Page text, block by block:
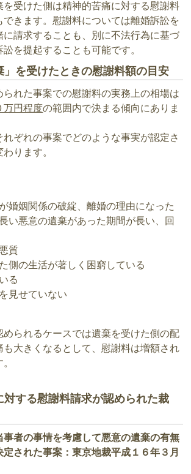
を受けた側は精神的苦痛に対する慰謝料
できます。慰謝料については離婚訴訟を
に請求することも、別に不法行為に基づ
訟を提起することも可能です。
」を受けたときの慰謝料額の目安
られた事案での慰謝料の実務上の相場は
万円程度の範囲内で決まる傾向にありま
ぞれの事案でどのような事実が認定さ
ります。
婚姻関係の破綻、離婚の理由になった
い悪意の遺棄があった期間が長い、回
質
側の生活が著しく困窮している
る
見せていない
められるケースでは遺棄を受けた側の配
も大きくなるとして、慰謝料は増額され
対する慰謝料請求が認められた裁
者の事情を考慮して悪意の遺棄の有無
定された事案：東京地裁平成１６年３月